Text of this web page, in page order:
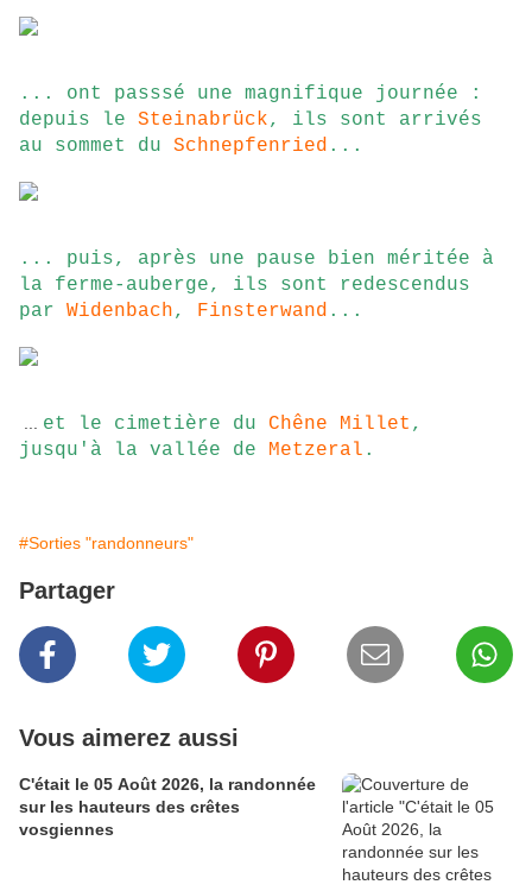
... ont passsé une magnifique journée :
depuis le Steinabrück, ils sont arrivés
au sommet du Schnepfenried ...
... puis, après une pause bien méritée à
la ferme-auberge, ils sont redescendus
par Widenbach, Finsterwand ...
et le cimetière du Chêne Millet ,
jusqu'à la vallée de Metzeral .
#Sorties "randonneurs"
Partager
Vous aimerez aussi
C'était le 05 Août 2026, la randonnée
sur les hauteurs des crêtes
vosgiennes